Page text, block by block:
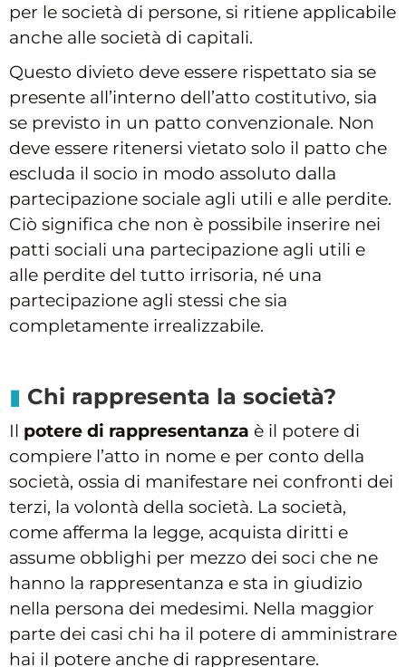
per le società di persone, si ritiene applicabile
anche alle società di capitali.
Questo divieto deve essere rispettato sia se
presente all’interno dell’atto costitutivo, sia
se previsto in un patto convenzionale. Non
deve essere ritenersi vietato solo il patto che
escluda il socio in modo assoluto dalla
partecipazione sociale agli utili e alle perdite.
Ciò significa che non è possibile inserire nei
patti sociali una partecipazione agli utili e
alle perdite del tutto irrisoria, né una
partecipazione agli stessi che sia
completamente irrealizzabile.
Chi rappresenta la società?
Il potere di rappresentanza è il potere di
compiere l’atto in nome e per conto della
società, ossia di manifestare nei confronti dei
terzi, la volontà della società. La società,
come afferma la legge, acquista diritti e
assume obblighi per mezzo dei soci che ne
hanno la rappresentanza e sta in giudizio
nella persona dei medesimi. Nella maggior
parte dei casi chi ha il potere di amministrare
hai il potere anche di rappresentare.